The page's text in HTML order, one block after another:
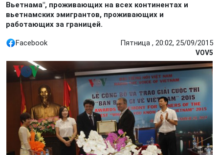
Вьетнама", проживающих на всех континентах и
вьетнамских эмигрантов, проживающих и
работающих за границей.
Facebook Пятница , 20:02, 25/09/2015
VOV5